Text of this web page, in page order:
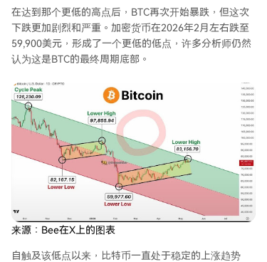
在达到那个更低的高点后，BTC再次开始暴跌，但这次
下跌更加剧烈和严重。加密货币在2026年2月左右跌至
59,900美元，形成了一个更低的低点，许多分析师仍然
认为这是BTC的最终周期底部 。
来源：Bee在X上的图表
自触及该低点以来，比特币一直处于稳定的上涨趋势